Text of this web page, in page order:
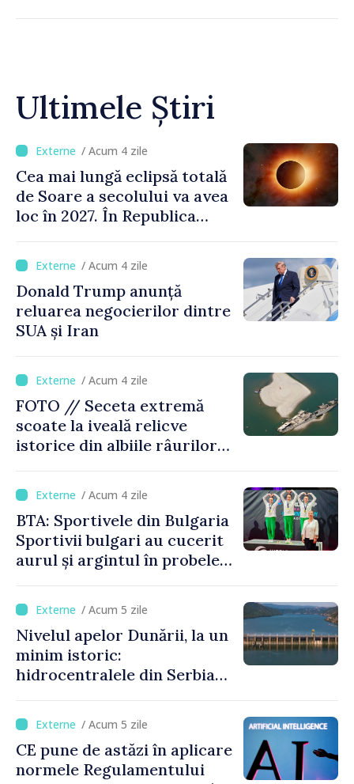
Ultimele Știri
/ Acum 4 zile
Cea mai lungă eclipsă totală
de Soare a secolului va avea
loc în 2027. În Republica
acoperit în proporție de
până la 44%/ Acum 4 zile
Donald Trump anunță
reluarea negocierilor dintre
SUA și Iran
/ Acum 4 zile
FOTO // Seceta extremă
scoate la iveală relicve
istorice din albiile râurilor
/ Acum 4 zile
BTA: Sportivele din Bulgaria
Sportivii bulgari au cucerit
aurul și argintul în probele
de gimnastică aerobică de la
Oradea
/ Acum 5 zile
Nivelul apelor Dunării, la un
minim istoric:
hidrocentralele din Serbia
capacitate
/ Acum 5 zile
CE pune de astăzi în aplicare
normele Regulamentului